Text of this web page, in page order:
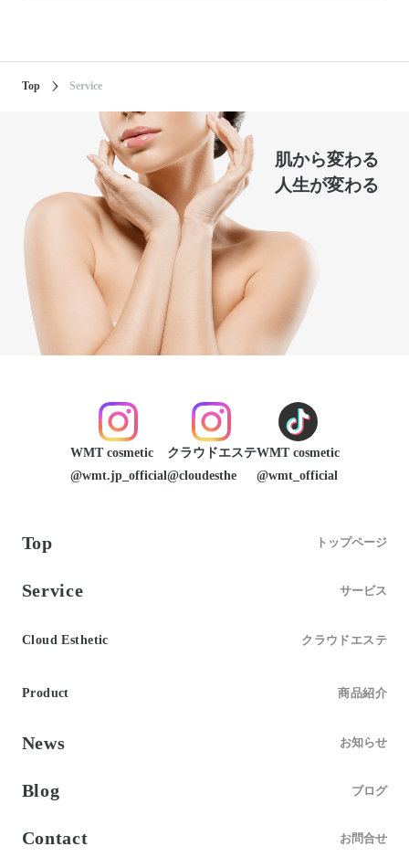
Top Service
肌から変わる
人生が変わる
WMT cosmetic
@wmt.jp_official
クラウドエステ
@cloudesthe
WMT cosmetic
@wmt_official
Top トップページ
Service サービス
Cloud Esthetic クラウドエステ
Product 商品紹介
News お知らせ
Blog ブログ
Contact お問合せ